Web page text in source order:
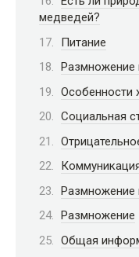
медведей?
Питание
Размножение
Особенности
Социальная
Размножение
Размножение
Общая